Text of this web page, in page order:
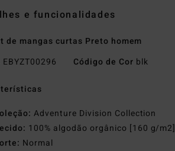
e funcionalidades
de mangas curtas Preto homem
EBYZT00296 Código de Cor blk
Adventure Division Collection
100% algodão orgânico [160 g/m2]
Normal